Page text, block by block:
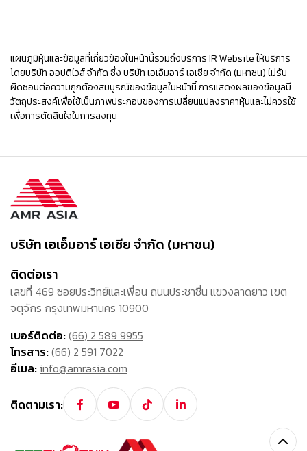
แผนภูมิหุ้นและข้อมูลที่เกี่ยวข้องในหน้านี้รวมถึงบริการIR Websiteให้บริการ
โดยบริษัท ออปติไวส์ จำกัด ซึ่ง บริษัท เอเอ็มอาร์ เอเซีย จำกัด (มหาชน) ไม่รับ
ผิดชอบต่อความถูกต้องสมบูรณ์ของข้อมูลในหน้านี้ การแสดงผลของข้อมูลมี
วัตถุประสงค์เพื่อใช้เป็นภาพประกอบของการเปลี่ยนแปลงราคาหุ้นและไม่ควรใช้
เพื่อการตัดสินใจในการลงทุน
บริษัท เอเอ็มอาร์ เอเซีย จำกัด (มหาชน)
ติดต่อเรา
เลขที่ 469 ซอยประวิทย์และเพื่อน ถนนประชาชื่น แขวงลาดยาว เขต
จตุจักร กรุงเทพมหานคร 10900
เบอร์ติดต่อ:(66) 2 589 9955
โทรสาร:(66) 2 591 7022
อีเมล:info@amrasia.com
ติดตามเรา: